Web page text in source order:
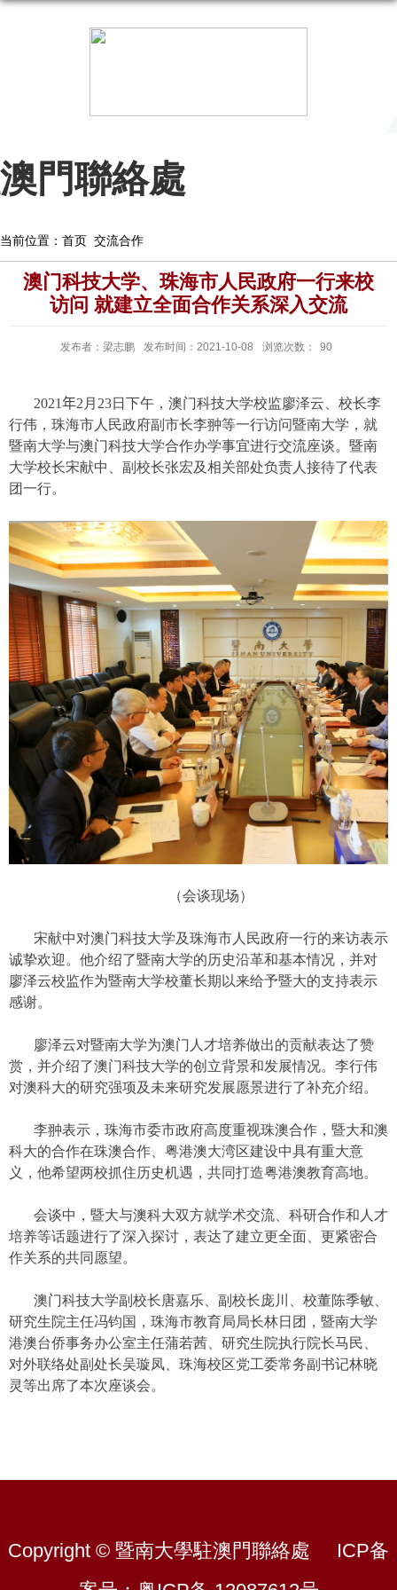
門聯絡處
当前位置： 首页 交流合作
澳门科技大学、珠海市人民政府一行来校
访问 就建立全面合作关系深入交流
发布者：梁志鹏 发布时间：2021-10-08 浏览次数： 90
2021年2 月 23日下午，澳门科技大学校监廖泽云、校长李
行伟，珠海市人民政府副市长李翀等一行访问暨南大学，就
暨南大学与澳门科技大学合作办学事宜进行交流座谈。暨南
大学校长宋献中、副校长张宏及相关部处负责人接待了代表
团一行。
（会谈现场）
宋献中对澳门科技大学及珠海市人民政府一行的来访表示
诚挚欢迎。他介绍了暨南大学的历史沿革和基本情况，并对
廖泽云校监作为暨南大学校董长期以来给予暨大的支持表示
感谢。
廖泽云对暨南大学为澳门人才培养做出的贡献表达了赞
赏，并介绍了澳门科技大学的创立背景和发展情况。李行伟
对澳科大的研究强项及未来研究发展愿景进行了补充介绍。
李翀表示，珠海市委市政府高度重视珠澳合作，暨大和澳
科大的合作在珠澳合作、粤港澳大湾区建设中具有重大意
义，他希望两校抓住历史机遇，共同打造粤港澳教育高地。
会谈中，暨大与澳科大双方就学术交流、科研合作和人才
培养等话题进行了深入探讨，表达了建立更全面、更紧密合
作关系的共同愿望。
澳门科技大学副校长唐嘉乐、副校长庞川、校董陈季敏、
研究生院主任冯钧国，珠海市教育局局长林日团，暨南大学
港澳台侨事务办公室主任蒲若茜、研究生院执行院长马民、
对外联络处副处长吴璇凤、珠海校区党工委常务副书记林晓
灵等出席了本次座谈会。
Copyright © 暨南大學駐澳門聯絡處 ICP备